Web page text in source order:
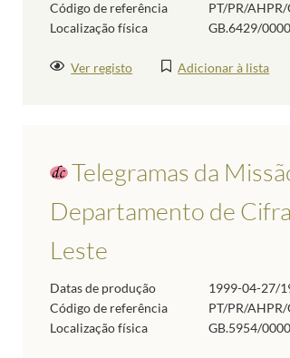
Código de referência
PT/PR/
Localização física
GB.6429/
Ver registo Adicionar à lista
Telegramas da
Departamento de
Leste
Datas de produção
1999-04-27/
Código de referência
PT/PR/
Localização física
GB.5954/